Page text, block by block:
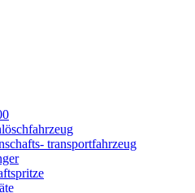
transportfahrzeug